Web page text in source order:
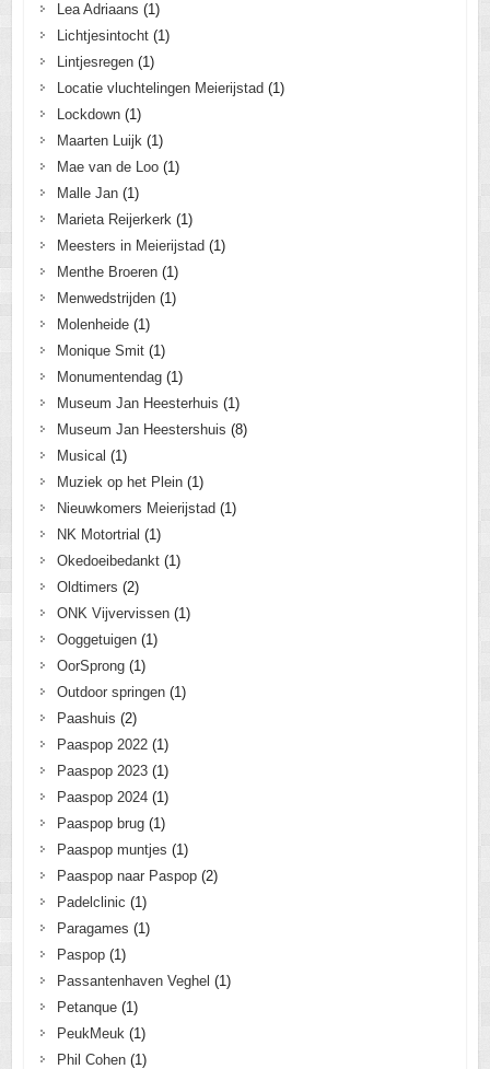
Lea Adriaans (1)
Lichtjesintocht(1)
Lintjesregen(1)
Locatie vluchtelingen Meierijstad (1)
Lockdown(1)
Maarten Luijk (1)
Mae van de Loo(1)
Malle Jan(1)
Marieta Reijerkerk (1)
Meesters in Meierijstad (1)
Menthe Broeren(1)
Menwedstrijden(1)
Molenheide(1)
Monique Smit(1)
Monumentendag(1)
Museum Jan Heesterhuis (1)
Museum Jan Heestershuis (8)
Musical (1)
Muziek op het Plein(1)
Nieuwkomers Meierijstad (1)
NK Motortrial (1)
Okedoeibedankt(1)
Oldtimers (2)
ONK Vijvervissen(1)
Ooggetuigen(1)
OorSprong(1)
Outdoor springen(1)
Paashuis (2)
Paaspop 2022(1)
Paaspop 2023(1)
Paaspop 2024(1)
Paaspop brug(1)
Paaspop muntjes (1)
Paaspop naar Paspop(2)
Padelclinic (1)
Paragames (1)
Paspop(1)
Passantenhaven Veghel (1)
Petanque(1)
PeukMeuk (1)
Phil Cohen(1)